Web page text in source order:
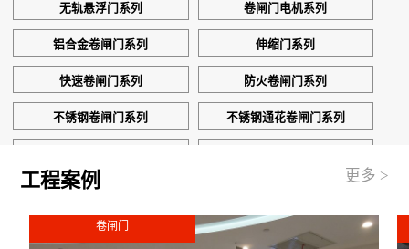
无轨悬浮门系列 卷闸门电机系列
铝合金卷闸门系列 伸缩门系列
快速卷闸门系列 防火卷闸门系列
不锈钢卷闸门系列 不锈钢通花卷闸门系列
工程案例 更多 >
卷闸门